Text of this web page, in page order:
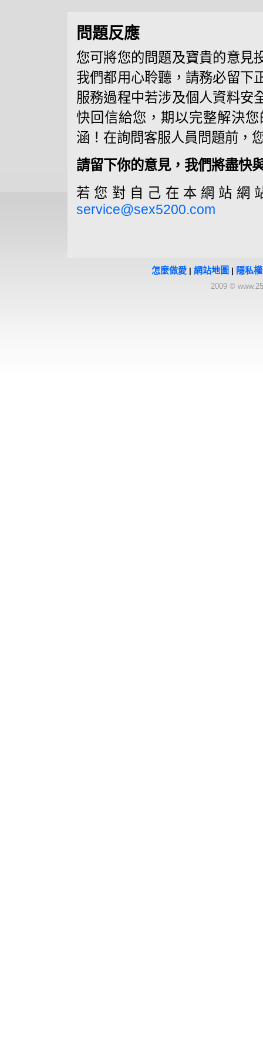
問題反應
您可將您的問題及寶貴的意見
我們都用心聆聽，請務必留下
服務過程中若涉及個人資料安
快回信給您，期以完整解決
涵！在詢問客服人員問題前，
請留下你的意見，我們將盡快
若您對自己在本網站網
service@sex5200.com
怎麼做愛| 網站地圖 隱私
2009 ©